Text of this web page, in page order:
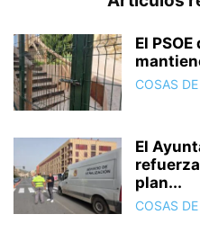
El
COSAS
El
plan...
COSAS